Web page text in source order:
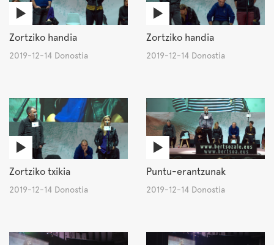
Zortziko handia
2019-12-14 Donostia
Zortziko handia
2019-12-14 Donostia
Zortziko txikia
2019-12-14 Donostia
Puntu-erantzunak
2019-12-14 Donostia